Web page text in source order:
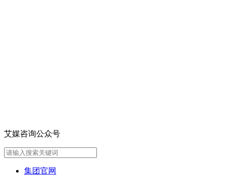
艾媒咨询公众号
集团官网